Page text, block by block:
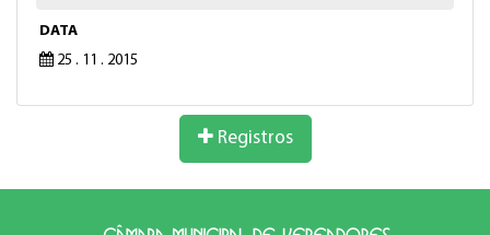
DATA
25 . 11 . 2015
Registros